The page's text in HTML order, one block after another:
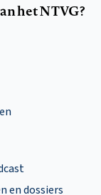
het NTVG?
en dossiers